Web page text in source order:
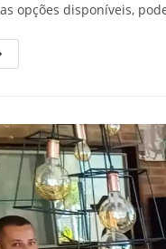
opções disponíveis,